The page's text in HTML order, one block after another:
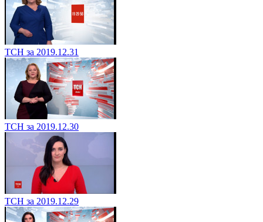
ТСН за 2019.12.31
ТСН за 2019.12.30
ТСН за 2019.12.29